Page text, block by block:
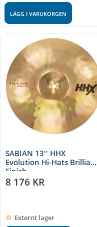
LÄGG I VARUKORGEN
SABIAN 13'' HHX
Evolution Hi-Hats Brilliant
Finish
8 176 KR
Externt lager